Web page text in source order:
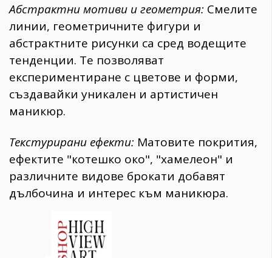
Абстрактни мотиви и геометрия: Смелите
линии, геометричните фигури и
абстрактните рисунки са сред водещите
тенденции. Те позволяват
експериментиране с цветове и форми,
създавайки уникален и артистичен
маникюр.
Текстурирани ефекти: Матовите покрития,
ефектите "котешко око", "хамелеон" и
различните видове брокати добавят
дълбочина и интерес към маникюра.